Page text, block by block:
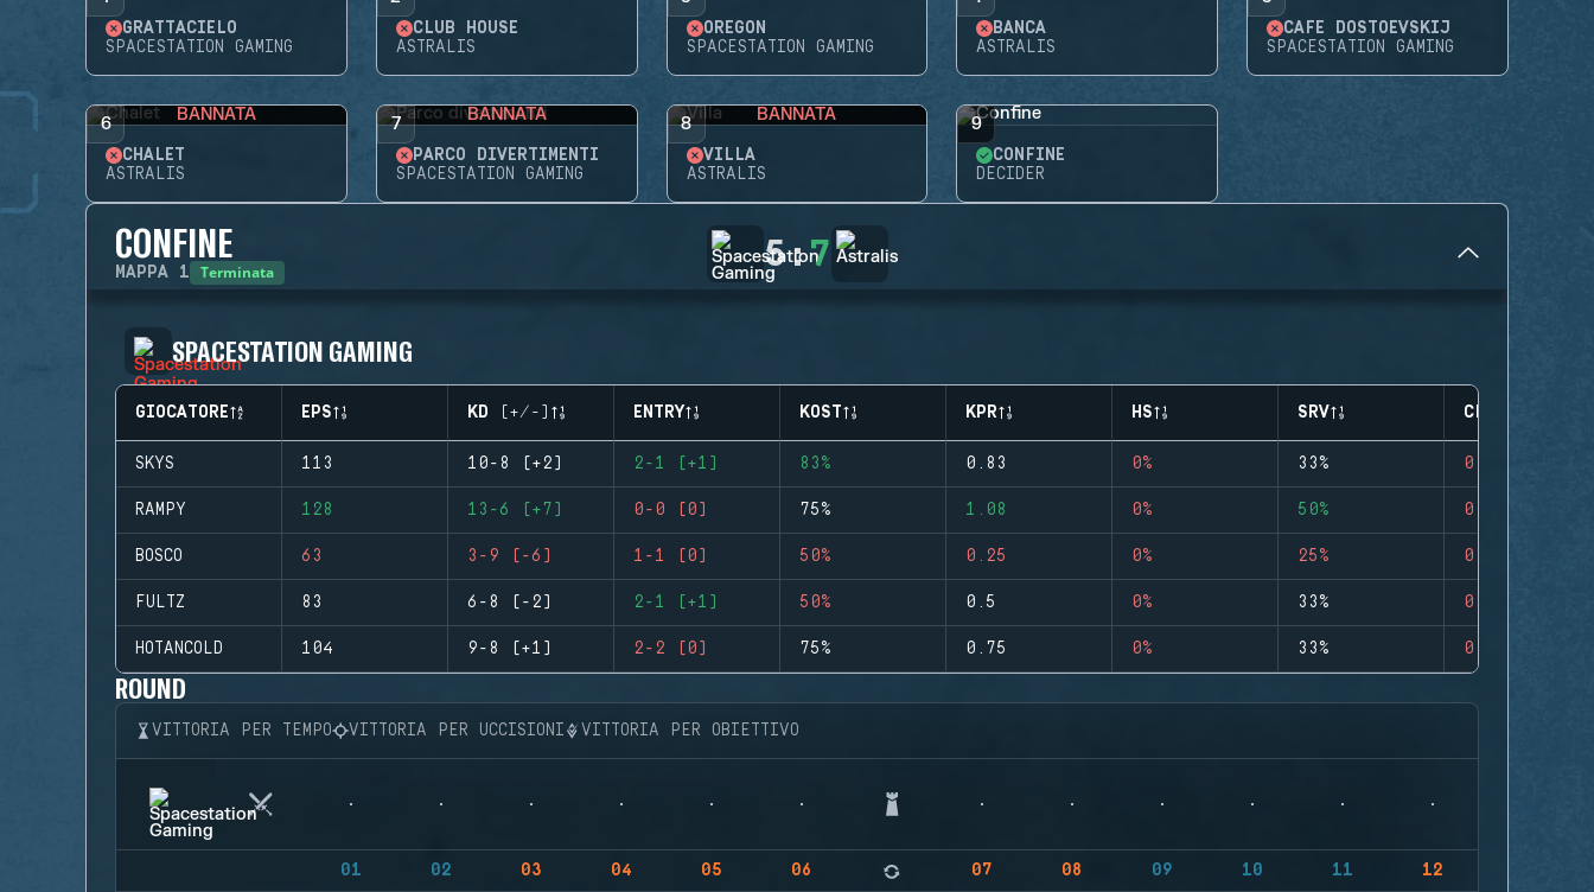
GRATTACIELO
SPACESTATION GAMING
CLUB HOUSE
ASTRALIS
OREGON
SPACESTATION GAMING
BANCA
ASTRALIS
CAFÉ DOSTOEVSKIJ
SPACESTATION GAMING
6 BANNATA
CHALET
ASTRALIS
7 BANNATA
PARCO DIVERTIMENTI
SPACESTATION GAMING
8 BANNATA
VILLA
ASTRALIS
9
CONFINE
DECIDER
CONFINE
MAPPA 1 Terminata 5:7
SPACESTATION GAMING
GIOCATORE EPS KD (+/-) ENTRY KOST KPR HS SRV CLUTCHES
SKYS 113 10-8 (+2) 2-1 (+1) 83% 0.83 0% 33% 0
RAMPY 128 13-6 (+7) 0-0 (0) 75% 1.08 0% 50% 0
BOSCO 63 3-9 (-6) 1-1 (0) 50% 0.25 0% 25% 0
FULTZ 83 6-8 (-2) 2-1 (+1) 50% 0.5 0% 33% 0
HOTANCOLD 104 9-8 (+1) 2-2 (0) 75% 0.75 0% 33% 0
ROUND
VITTORIA PER TEMPO VITTORIA PER UCCISIONI VITTORIA PER OBIETTIVO
01 02 03 04 05 06 07 08 09 10 11 12